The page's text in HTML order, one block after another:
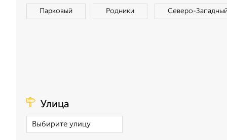
Парковый Родники Северо-
Улица